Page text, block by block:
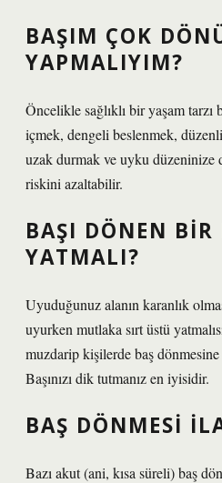
BAŞIM ÇOK
YAPMALIYIM?
Öncelikle sağlıklı bir yaşam tarzı
içmek, dengeli beslenmek,
uzak durmak ve uyku düzeninize
riskini azaltabilir.
BAŞI DÖNEN
YATMALI?
Uyuduğunuz alanın karanlık
uyurken mutlaka sırt üstü
muzdarip kişilerde baş
Başınızı dik tutmanız en iyisidir.
BAŞ DÖNMESI
Bazı akut (ani, kısa süreli) baş